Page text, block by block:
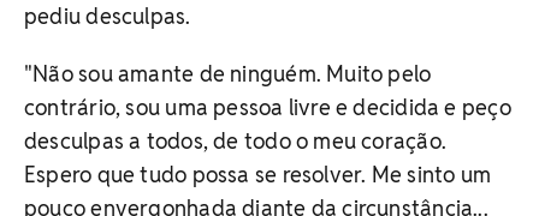
pediu desculpas.
"Não sou amante de ninguém. Muito pelo
contrário, sou uma pessoa livre e decidida e peço
desculpas a todos, de todo o meu coração.
Espero que tudo possa se resolver. Me sinto um
pouco envergonhada diante da circunstância...